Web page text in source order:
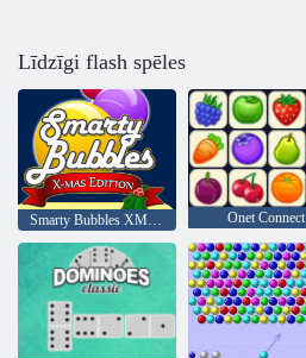
Līdzīgi flash spēles
Smarty Bubbles XMas Edition Onet Connect